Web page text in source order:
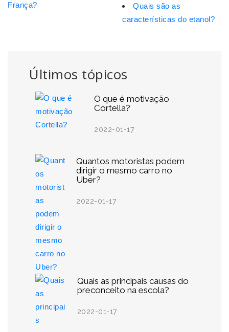
Últimos tópicos
O que é motivação
Cortella?
2022-01-17
Quantos motoristas podem
dirigir o mesmo carro no
Uber?
2022-01-17
Quais as principais causas do
preconceito na escola?
2022-01-17
França?
Quais são as
características do etanol?